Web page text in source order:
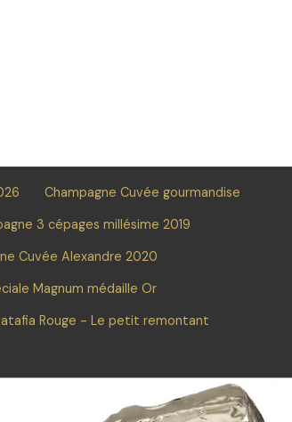
Champagne Cuvée gourmandise
3 cépages millésime 2019
Cuvée Alexandre 2020
Magnum médaille Or
Rouge - Le petit remontant